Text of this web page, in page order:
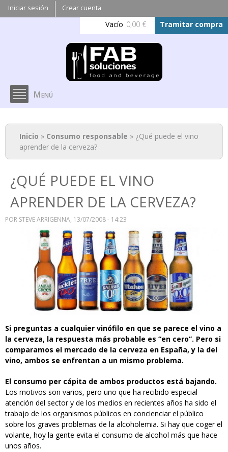
Pasar al
contenido
principal
Iniciar sesión Crear cuenta
Vacío 0,00 € Tramitar compra
Menú
Se encuentra usted aquí
Inicio » Consumo responsable » ¿Qué puede el vino
aprender de la cerveza?
¿QUÉ PUEDE EL VINO
APRENDER DE LA CERVEZA?
POR STEVE ARRIGENNA, 13/07/2008 - 14:23
Si preguntas a cualquier vinófilo en que se parece el vino a
la cerveza, la respuesta más probable es “en cero”. Pero si
comparamos el mercado de la cerveza en España, y la del
vino, ambos se enfrentan a un mismo problema.
El consumo per cápita de ambos productos está bajando.
Los motivos son varios, pero uno que ha recibido especial
atención del sector y de los medios en recientes años ha sido el
trabajo de los organismos públicos en concienciar el público
sobre los graves problemas de la alcoholemia. Si hay que coger el
volante, hoy la gente evita el consumo de alcohol más que hace
unos años.